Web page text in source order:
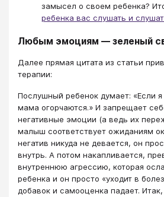
замысел о своем ребенка?
ребенка вас слушать и
Любым эмоциям — зеленый
Далее прямая цитата из статьи
терапии:
Послушный ребенок думает: «Если
мама огорчаются.» И запрещает
негативные эмоции (а ведь их
малыш соответствует ожиданиям
негатив никуда не девается, он
внутрь. А потом накапливается,
внутреннюю агрессию, которая
ребенка и он просто «уходит в
добавок и самооценка падает.